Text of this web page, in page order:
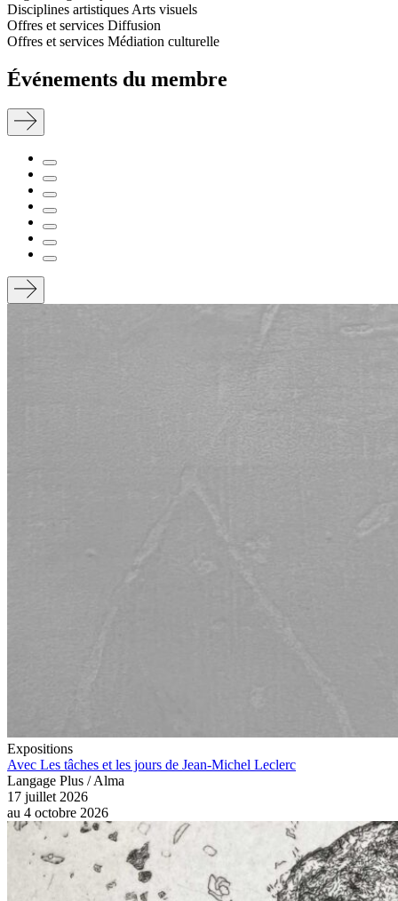
Disciplines artistiques Arts visuels
Offres et services Diffusion
Offres et services Médiation culturelle
Événements du membre
Expositions
Avec Les tâches et les jours de Jean-Michel Leclerc
Langage Plus / Alma
17 juillet 2026
au 4 octobre 2026